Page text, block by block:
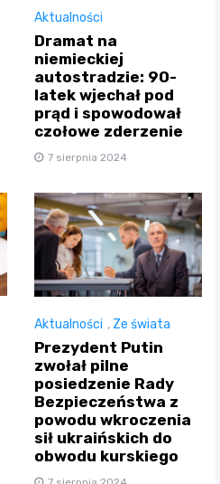
Aktualności
Dramat na
niemieckiej
autostradzie: 90-
latek wjechał pod
prąd i spowodował
czołowe zderzenie
7 sierpnia 2024
Aktualności , Ze świata
Prezydent Putin
zwołał pilne
posiedzenie Rady
Bezpieczeństwa z
powodu wkroczenia
sił ukraińskich do
obwodu kurskiego